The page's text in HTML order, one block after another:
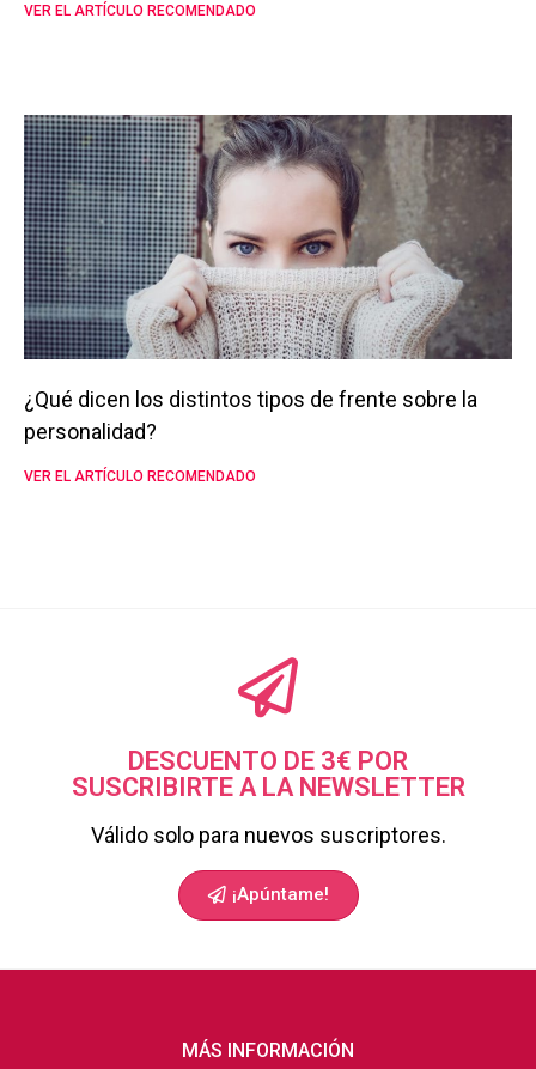
VER EL ARTÍCULO RECOMENDADO
¿Qué dicen los distintos tipos de frente sobre la
personalidad?
VER EL ARTÍCULO RECOMENDADO
DESCUENTO DE 3€ POR
SUSCRIBIRTE A LA NEWSLETTER
Válido solo para nuevos suscriptores.
¡Apúntame!
MÁS INFORMACIÓN